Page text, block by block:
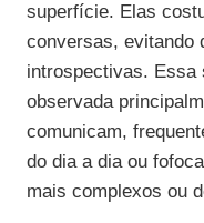
superfície. Elas
conversas, evitando
introspectivas. Essa
observada
comunicam,
do dia a dia ou
mais complexos ou